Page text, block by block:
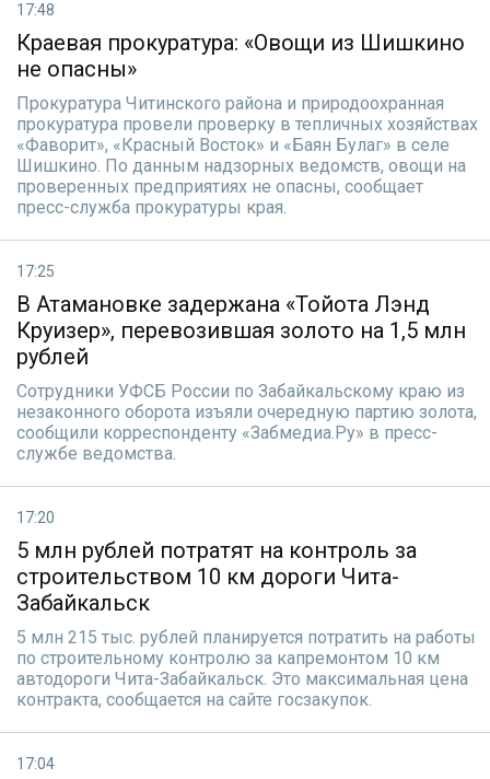
17:48
Краевая прокуратура: «Овощи из Шишкино
не опасны»
Прокуратура Читинского района и природоохранная
прокуратура провели проверку в тепличных хозяйствах
«Фаворит», «Красный Восток» и «Баян Булаг» в селе
Шишкино. По данным надзорных ведомств, овощи на
проверенных предприятиях не опасны, сообщает
пресс-служба прокуратуры края.
17:25
В Атамановке задержана «Тойота Лэнд
Круизер», перевозившая золото на 1,5 млн
рублей
Сотрудники УФСБ России по Забайкальскому краю из
незаконного оборота изъяли очередную партию золота,
сообщили корреспонденту «Забмедиа.Ру» в пресс-
службе ведомства.
17:20
5 млн рублей потратят на контроль за
строительством 10 км дороги Чита-
Забайкальск
5 млн 215 тыс. рублей планируется потратить на работы
по строительному контролю за капремонтом 10 км
автодороги Чита-Забайкальск. Это максимальная цена
контракта, сообщается на сайте госзакупок.
17:04